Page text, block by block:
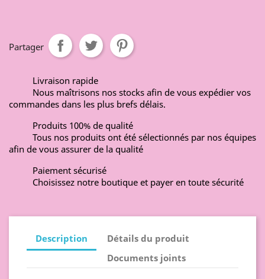
Partager
Livraison rapide
Nous maîtrisons nos stocks afin de vous expédier vos
commandes dans les plus brefs délais.
Produits 100% de qualité
Tous nos produits ont été sélectionnés par nos équipes
afin de vous assurer de la qualité
Paiement sécurisé
Choisissez notre boutique et payer en toute sécurité
Description
Détails du produit
Documents joints